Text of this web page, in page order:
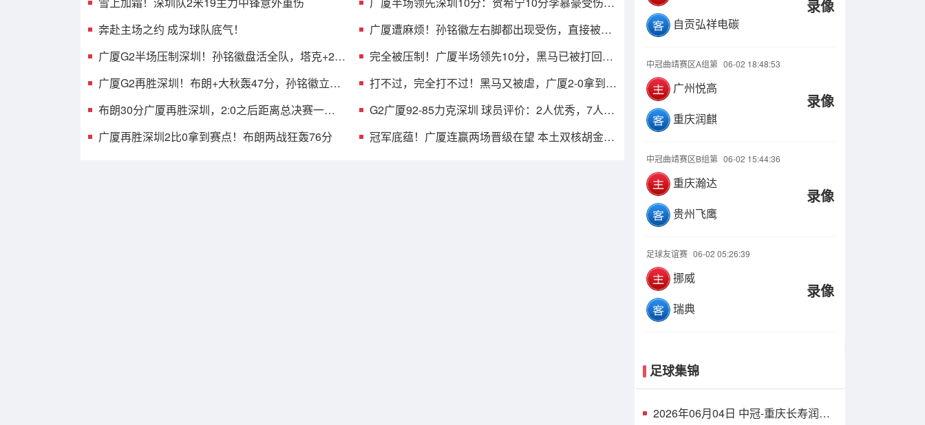
奔赴主场之约 成为球队底气！
广厦遭麻烦！孙铭徽左右脚都出现受伤，直接被背
广厦G2半场压制深圳！孙铭徽盘活全队，塔克+2首
完全被压制！广厦半场领先10分，黑马已被打回原
广厦G2再胜深圳！布朗+大秋轰47分，孙铭徽立竿
打不过，完全打不过！黑马又被虐，广厦2-0拿到赛
布朗30分广厦再胜深圳，2:0之后距离总决赛一步
G2广厦92-85力克深圳 球员评价：2人优秀，7人及
广厦再胜深圳2比0拿到赛点！布朗两战狂轰76分
冠军底蕴！广厦连赢两场晋级在望 本土双核胡金秋
自贡弘祥电碳
录像
中冠曲靖赛区A组第 06-02 18:48:53
广州悦高
重庆润麒
录像
中冠曲靖赛区B组第 06-02 15:44:36
重庆瀚达
贵州飞鹰
录像
足球友谊赛 06-02 05:26:39
挪威
瑞典
录像
足球集锦
2026年06月04日 中冠-重庆长寿润麒